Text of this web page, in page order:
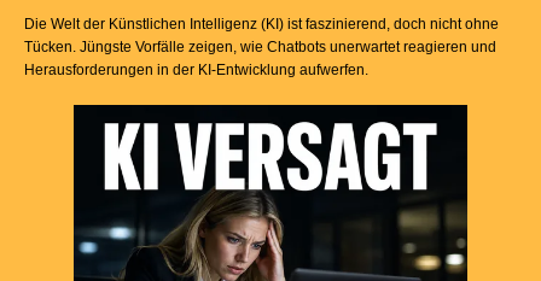
Die Welt der Künstlichen Intelligenz (KI) ist faszinierend, doch nicht ohne
Tücken. Jüngste Vorfälle zeigen, wie Chatbots unerwartet reagieren und
Herausforderungen in der KI-Entwicklung aufwerfen.